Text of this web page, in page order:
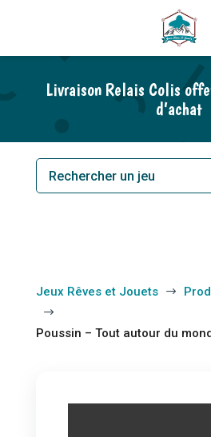
Livraison Relais Colis
d’achat
Jeux Rêves et Jouets $
$
Poussin – Tout autour du